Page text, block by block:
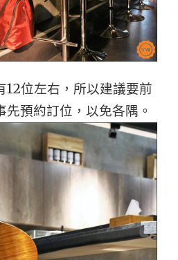
12位左右，所以建議要前
先預約訂位，以免各隅。